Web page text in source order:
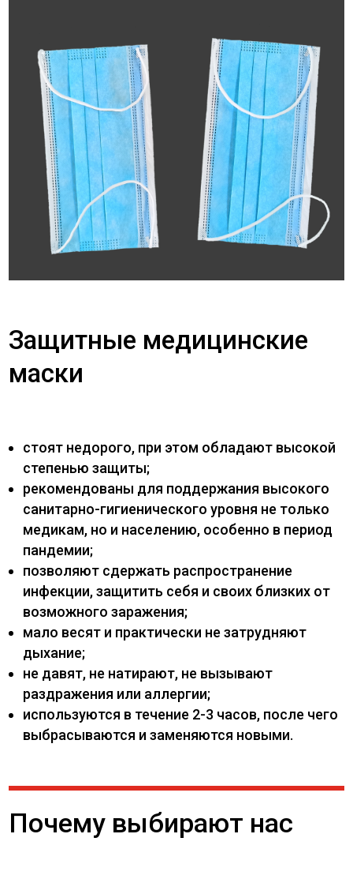
Защитные медицинские
маски
стоят недорого, при этом обладают высокой
степенью защиты;
рекомендованы для поддержания высокого
санитарно-гигиенического уровня не только
медикам, но и населению, особенно в период
пандемии;
позволяют сдержать распространение
инфекции, защитить себя и своих близких от
возможного заражения;
мало весят и практически не затрудняют
дыхание;
не давят, не натирают, не вызывают
раздражения или аллергии;
используются в течение 2-3 часов, после чего
выбрасываются и заменяются новыми.
Почему выбирают нас